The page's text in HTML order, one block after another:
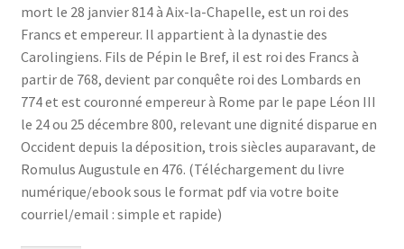
mort le 28 janvier 814 à Aix-la-Chapelle, est un roi des
Francs et empereur. Il appartient à la dynastie des
Carolingiens. Fils de Pépin le Bref, il est roi des Francs à
partir de 768, devient par conquête roi des Lombards en
774 et est couronné empereur à Rome par le pape Léon III
le 24 ou 25 décembre 800, relevant une dignité disparue en
Occident depuis la déposition, trois siècles auparavant, de
Romulus Augustule en 476. (Téléchargement du livre
numérique/ebook sous le format pdf via votre boite
courriel/email : simple et rapide)